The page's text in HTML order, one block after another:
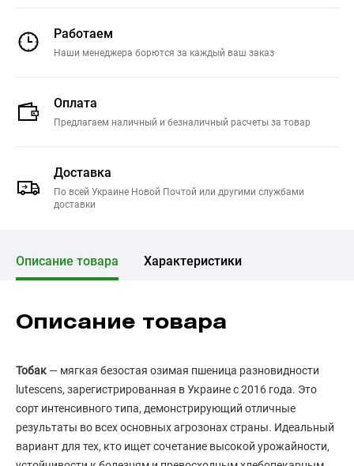
Работаем
Наши менеджера борются за каждый ваш заказ
Оплата
Предлагаем наличный и безналичный расчеты за товар
Доставка
По всей Украине Новой Почтой или другими службами
доставки
Описание товара Характеристики
Описание товара
Тобак — мягкая безостая озимая пшеница разновидности
lutescens, зарегистрированная в Украине с 2016 года. Это
сорт интенсивного типа, демонстрирующий отличные
результаты во всех основных агрозонах страны. Идеальный
вариант для тех, кто ищет сочетание высокой урожайности,